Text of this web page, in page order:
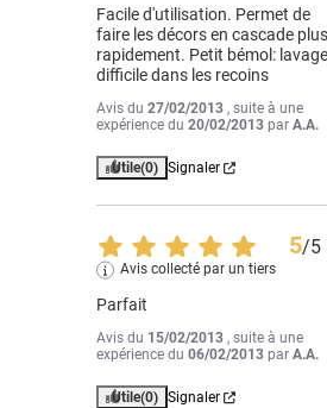
Facile d'utilisation. Permet de
faire les décors en cascade
rapidement. Petit bémol:
difficile dans les recoins
Avis du27/02/2013 , suite à une
expérience du20/02/2013 parA.A.
Utile(0) Signaler
5/5
Avis collecté par un tiers
Parfait
Avis du 15/02/2013 , suite à une
expérience du06/02/2013 parA.A.
Utile(0) Signaler